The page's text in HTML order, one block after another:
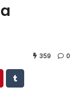
359 0